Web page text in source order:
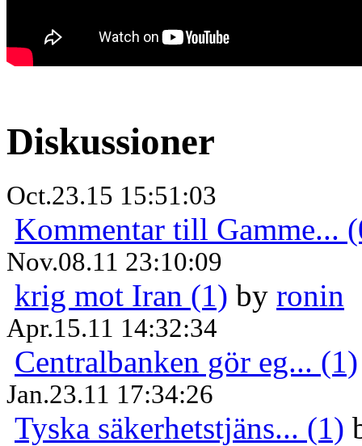
Diskussioner
Oct.23.15 15:51:03
Kommentar till Gamme...
Nov.08.11 23:10:09
krig mot Iran (1) by ronin
Apr.15.11 14:32:34
Centralbanken gör eg... (1)
Jan.23.11 17:34:26
Tyska säkerhetstjäns... (1)